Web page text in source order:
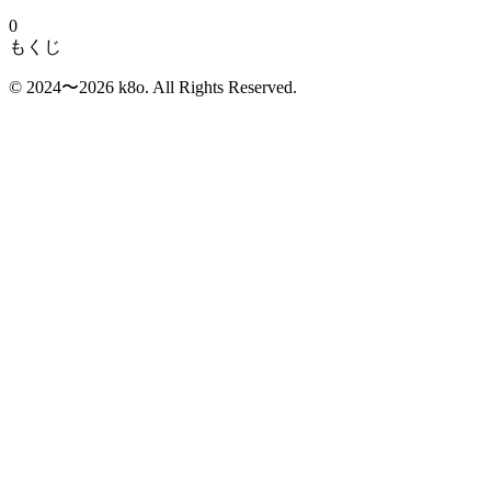
0
もくじ
©︎ 2024〜2026 k8o. All Rights Reserved.